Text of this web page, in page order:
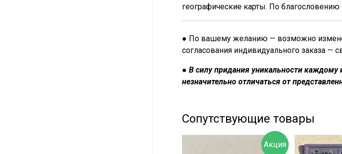
географические карты. По
● По вашему желанию — возможно
согласования индивидуального заказа —
● В силу придания уникальности
незначительно отличаться от
Сопутствующие товары
Акция